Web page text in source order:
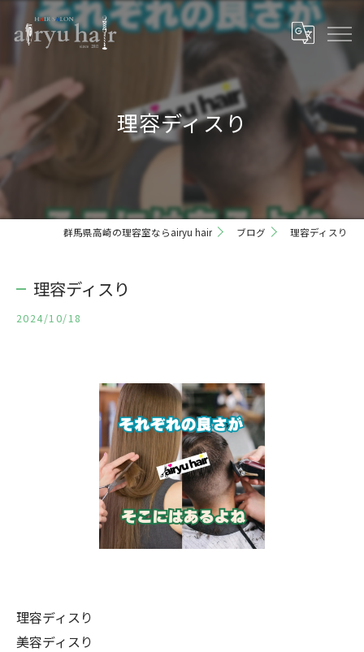
理容ディスり
群馬県高崎の理容室ならairyu hair ブログ 理容ディスり
理容ディスり
2024/10/18
理容ディスり
美容ディスり